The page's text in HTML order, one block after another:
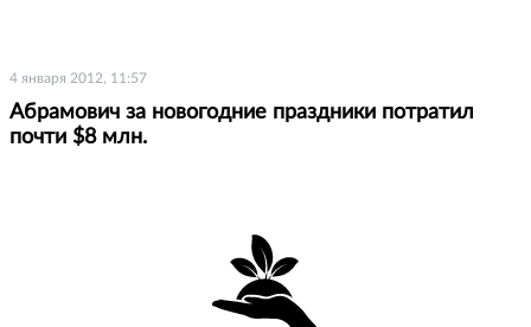
4 января 2012, 11:57
Абрамович за новогодние праздники потратил
почти $8 млн.